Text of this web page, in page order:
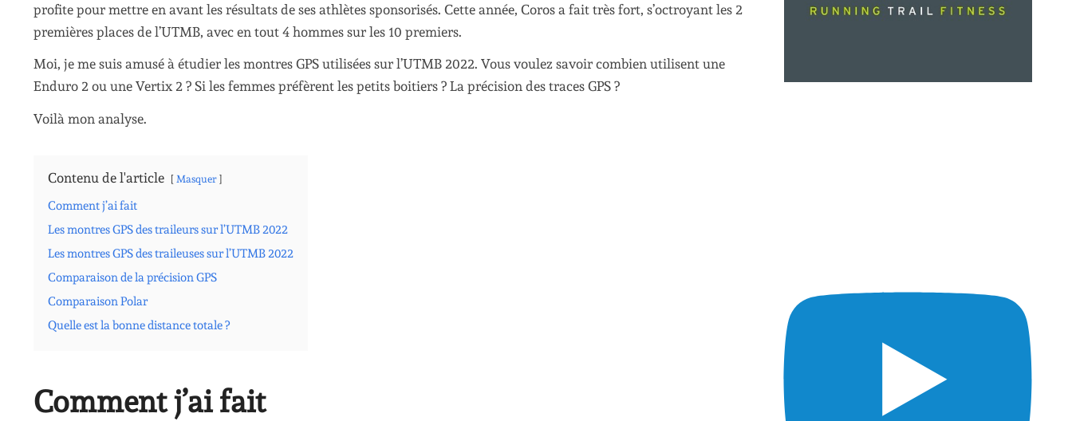
profite pour mettre en avant les résultats de ses athlètes sponsorisés. Cette année, Coros a fait très fort, s’octroyant les 2
premières places de l’UTMB, avec en tout 4 hommes sur les 10 premiers.
Moi, je me suis amusé à étudier les montres GPS utilisées sur l’UTMB 2022. Vous voulez savoir combien utilisent une
Enduro 2 ou une Vertix 2 ? Si les femmes préfèrent les petits boitiers ? La précision des traces GPS ?
Voilà mon analyse.
Contenu de l'article Masquer
Comment j’ai fait
Les montres GPS des traileurs sur l’UTMB 2022
Les montres GPS des traileuses sur l’UTMB 2022
Comparaison de la précision GPS
Comparaison Polar
Quelle est la bonne distance totale ?
Comment j’ai fait